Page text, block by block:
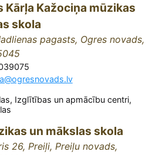
Kārļa Kažociņa mūzikas
skola
pagasts, Ogres novads,
Izglītības un apmācību centri,
un mākslas skola
26, Preiļi, Preiļu novads,